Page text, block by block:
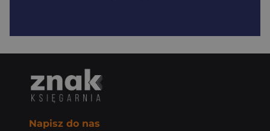
Napisz do nas